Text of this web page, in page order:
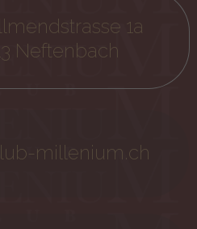
1a
Neftenbach
millenium.ch